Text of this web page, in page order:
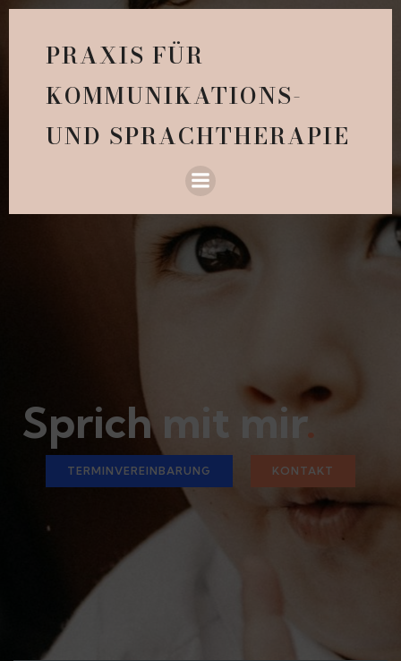
PRAXIS FÜR
KOMMUNIKATIONS-
UND SPRACHTHERAPIE
Sprich mit mir.
TERMINVEREINBARUNG KONTAKT